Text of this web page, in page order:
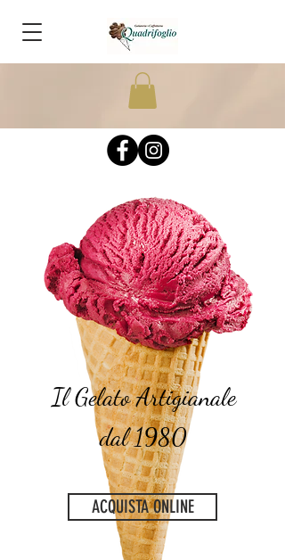
ACQUISTA ONLINE
Il Gelato Artigianale
dal 1980